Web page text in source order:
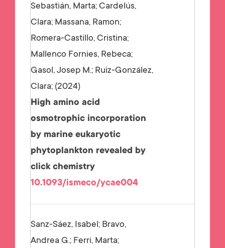
Sebastián, Marta; Cardelús,
Clara; Massana, Ramon;
Romera-Castillo, Cristina;
Mallenco Fornies, Rebeca;
Gasol, Josep M.; Ruiz-González,
Clara; 2024
High amino acid
osmotrophic incorporation
by marine eukaryotic
phytoplankton revealed by
click chemistry
10.1093/ismeco/ycae004
Sanz-Sáez, Isabel; Bravo,
Andrea G.; Ferri, Marta;